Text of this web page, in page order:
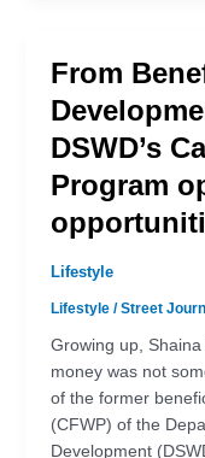
From
DSWD’s
Program
Lifestyle
Lifestyle/Street
Growing up,
money was not
of the former
(CFWP) of the
Development